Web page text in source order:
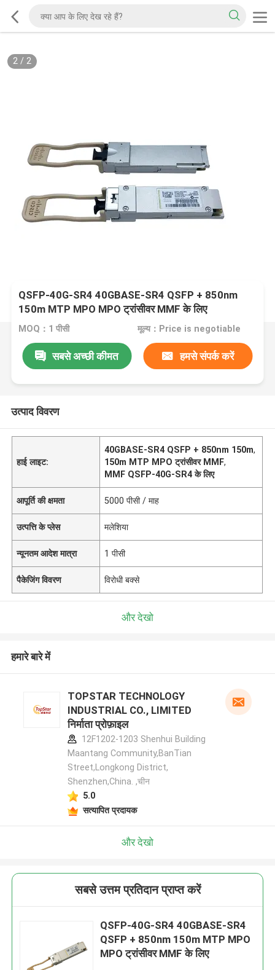
2/ 2
QSFP-40G-SR4 40GBASE-SR4 QSFP + 850nm
150m MTP MPO MPO ट्रांसीवर MMF के लिए
MOQ：1 पीसी मूल्य：Price is negotiable
सबसे अच्छी कीमत हमसे संपर्क करें
उत्पाद विवरण
हाई लाइट:
40GBASE-SR4 QSFP + 850nm 150m,
150m MTP MPO ट्रांसीवर MMF,
MMF QSFP-40G-SR4 के लिए
आपूर्ति की क्षमता 5000 पीसी / माह
उत्पत्ति के प्लेस मलेशिया
न्यूनतम आदेश मात्रा 1 पीसी
पैकेजिंग विवरण विरोधी बक्से
और देखो
हमारे बारे में
TOPSTAR TECHNOLOGY
INDUSTRIAL CO., LIMITED
निर्माता प्रोफ़ाइल
12F1202-1203 Shenhui Building
Maantang Community,BanTian
Street,Longkong District,
Shenzhen,China. ,चीन
5.0
सत्यापित प्रदायक
और देखो
सबसे उत्तम प्रतिदान प्राप्त करें
QSFP-40G-SR4 40GBASE-SR4
QSFP + 850nm 150m MTP MPO
MPO ट्रांसीवर MMF के लिए